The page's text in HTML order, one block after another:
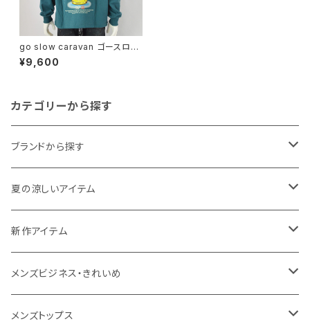
go slow caravan ゴースロー
キャラバン｜空紡糸裏毛 猫と麦
酒ヘムスピンドル BOX フーディ
¥9,600
カテゴリーから探す
ブランドから探す
THE NORTH FACE
NANGA
1PIU1UGUALE3 RELAX
go slow caravan
夏の涼しいアイテム
メンズ
レディース
新作アイテム
メンズ
レディース
メンズビジネス・きれいめ
スーツ
メンズトップス